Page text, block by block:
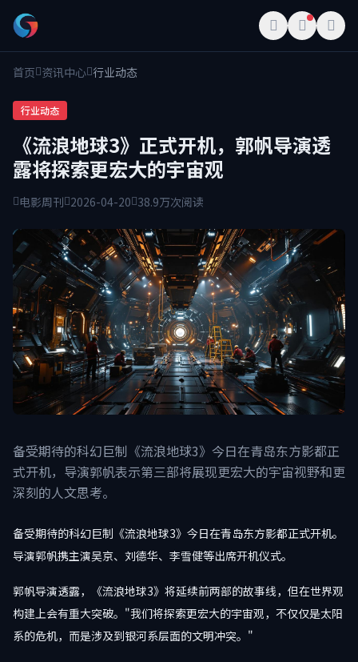
首页 资讯中心 行业动态
行业动态
《流浪地球3》正式开机，郭帆导演透
露将探索更宏大的宇宙观
电影周刊 2026-04-20 38.9万次阅读
备受期待的科幻巨制《流浪地球3》今日在青岛东方影都正
式开机，导演郭帆表示第三部将展现更宏大的宇宙视野和更
深刻的人文思考。
备受期待的科幻巨制《流浪地球3》今日在青岛东方影都正式开机。
导演郭帆携主演吴京、刘德华、李雪健等出席开机仪式。
郭帆导演透露，《流浪地球3》将延续前两部的故事线，但在世界观
构建上会有重大突破。"我们将探索更宏大的宇宙观，不仅仅是太阳
系的危机，而是涉及到银河系层面的文明冲突。"